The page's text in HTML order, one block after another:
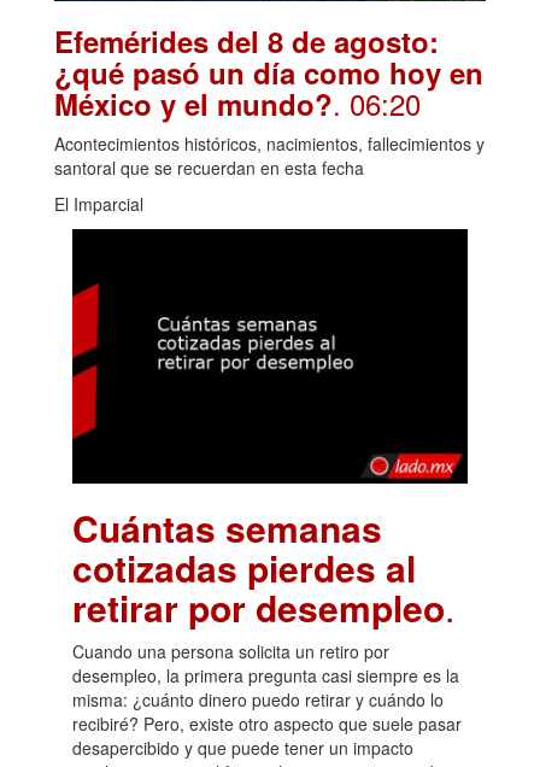
Efemérides del 8 de agosto:
¿qué pasó un día como hoy en
México y el mundo?. 06:20
Acontecimientos históricos, nacimientos, fallecimientos y
santoral que se recuerdan en esta fecha
El Imparcial
Cuántas semanas
cotizadas pierdes al
retirar por desempleo.
Cuando una persona solicita un retiro por
desempleo, la primera pregunta casi siempre es la
misma: ¿cuánto dinero puedo retirar y cuándo lo
recibiré? Pero, existe otro aspecto que suele pasar
desapercibido y que puede tener un impacto